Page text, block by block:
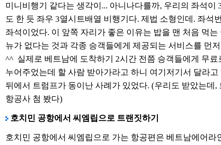
미니비행기 같다는 생각이... 아니나다를까, 우리의 좌석이
도 한 듯 좌우 3열시트배열 비행기다. 제법 소형인데. 좌석
좌석이었다. 이 앞쪽 자리가 좋은 이유는 밥을 맨 처음 먹
뉴가 없다는 것과 각종 승객들에게 제공되는 서비스를 먼
^^ 실제로 베트남에 도착하기 2시간 전쯤 승객들에게 무료
누어주었는데 할 사람 받아가라고 하니 여기저기서 달라
뒤에서 트럼프가 동이난 사례가 있었다. (우리도 받았는데,
항공사 첨 봤다)
호치민 공항에서 씨엠립으로 트랜짓하기
호치민 공항에서 씨엠립으로 가는 항공편은 베트남에어라